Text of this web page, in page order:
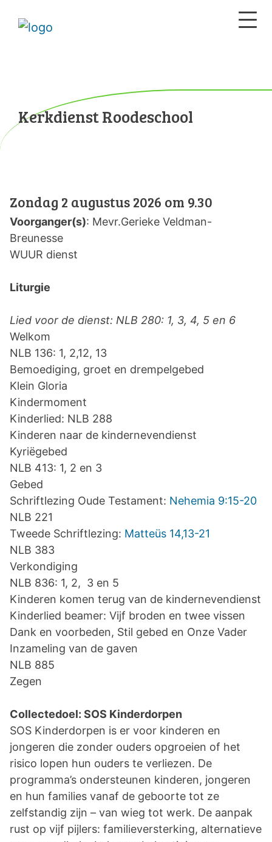
Kerkdienst Roodeschool
Zondag 2 augustus 2026 om 9.30
Voorganger(s): Mevr.Gerieke Veldman-
Breunesse
WUUR dienst
Liturgie
Lied voor de dienst: NLB 280: 1, 3, 4, 5 en 6
Welkom
NLB 136: 1, 2,12, 13
Bemoediging, groet en drempelgebed
Klein Gloria
Kindermoment
Kinderlied: NLB 288
Kinderen naar de kindernevendienst
Kyriëgebed
NLB 413: 1, 2 en 3
Gebed
Schriftlezing Oude Testament: Nehemia 9:15-20
NLB 221
Tweede Schriftlezing: Matteüs 14,13-21
NLB 383
Verkondiging
NLB 836: 1, 2, 3 en 5
Kinderen komen terug van de kindernevendienst
Kinderlied beamer: Vijf broden en twee vissen
Dank en voorbeden, Stil gebed en Onze Vader
Inzameling van de gaven
NLB 885
Zegen
Collectedoel: SOS Kinderdorpen
SOS Kinderdorpen is er voor kinderen en
jongeren die zonder ouders opgroeien of het
risico lopen hun ouders te verliezen. De
programma’s ondersteunen kinderen, jongeren
en hun families vanaf de geboorte tot ze
zelfstandig zijn – van wieg tot werk. De aanpak
rust op vijf pijlers: familieversterking, alternatieve